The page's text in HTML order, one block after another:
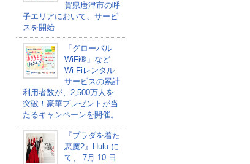
賀県唐津市の呼
子エリアにおいて、サービ
スを開始
「グローバル
WiFi®」など
Wi-Fiレンタル
サービスの累計
利用者数が、2,500万人を
突破！豪華プレゼントが当
たるキャンペーンを開催。
『プラダを着た
悪魔2』Hulu に
て、 7⽉ 10 ⽇